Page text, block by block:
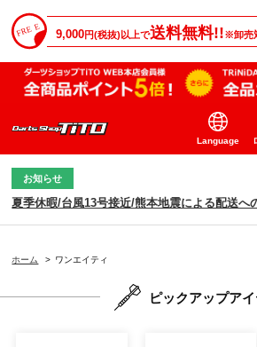
9,000円(税抜)以上で送料無料!!※卸売
Language
お知らせ
夏季休暇/台風13号接近/熊本地震による配送へ
ホーム > ワンエイティ
ピックアップア